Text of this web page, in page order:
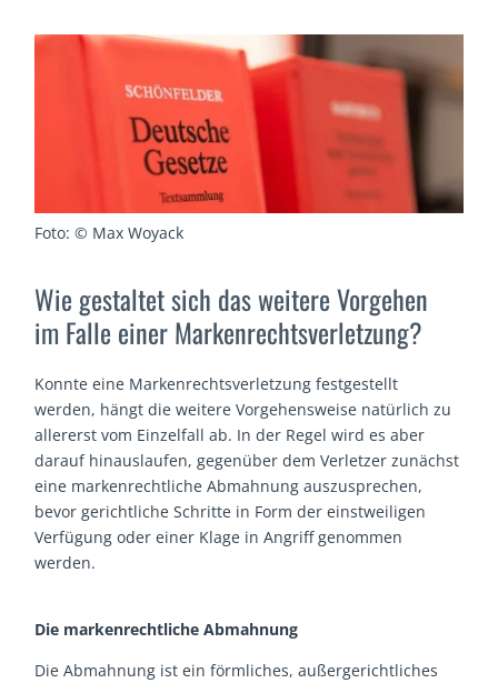
Foto: © Max Woyack
Wie gestaltet sich das weitere Vorgehen
im Falle einer Markenrechtsverletzung?
Konnte eine Markenrechtsverletzung festgestellt
werden, hängt die weitere Vorgehensweise natürlich zu
allererst vom Einzelfall ab. In der Regel wird es aber
darauf hinauslaufen, gegenüber dem Verletzer zunächst
eine markenrechtliche Abmahnung auszusprechen,
bevor gerichtliche Schritte in Form der einstweiligen
Verfügung oder einer Klage in Angriff genommen
werden.
Die markenrechtliche Abmahnung
Die Abmahnung ist ein förmliches, außergerichtliches